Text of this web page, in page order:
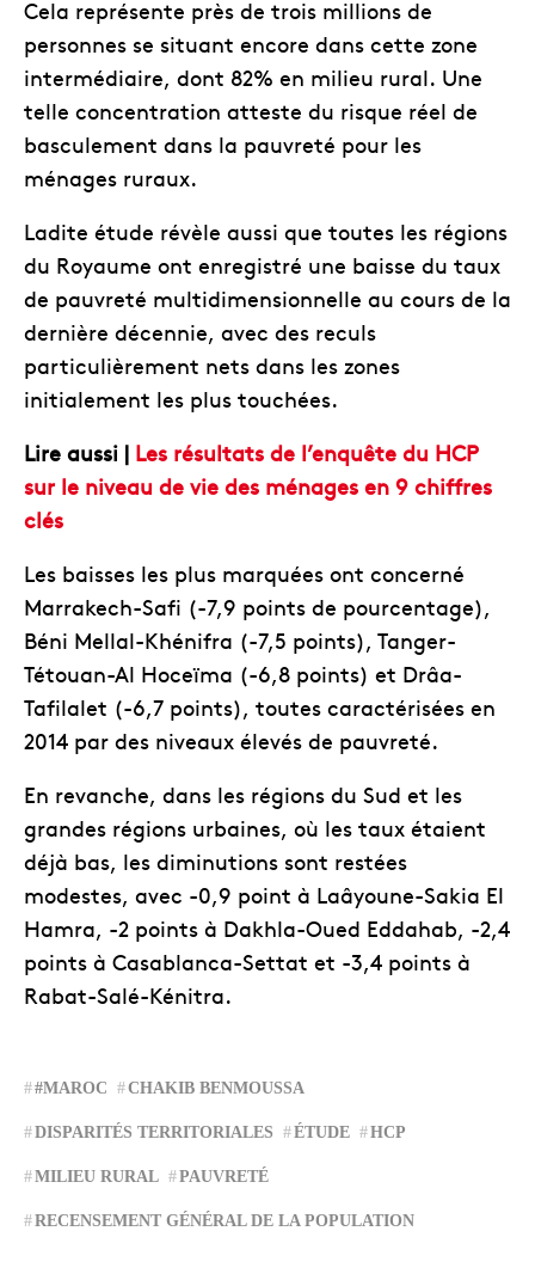
Cela représente près de trois millions de
personnes se situant encore dans cette zone
intermédiaire, dont 82% en milieu rural. Une
telle concentration atteste du risque réel de
basculement dans la pauvreté pour les
ménages ruraux.
Ladite étude révèle aussi que toutes les régions
du Royaume ont enregistré une baisse du taux
de pauvreté multidimensionnelle au cours de la
dernière décennie, avec des reculs
particulièrement nets dans les zones
initialement les plus touchées.
Lire aussi | Les résultats de l’enquête du HCP
sur le niveau de vie des ménages en 9 chiffres
clés
Les baisses les plus marquées ont concerné
Marrakech-Safi (-7,9 points de pourcentage),
Béni Mellal-Khénifra (-7,5 points), Tanger-
Tétouan-Al Hoceïma (-6,8 points) et Drâa-
Tafilalet (-6,7 points), toutes caractérisées en
2014 par des niveaux élevés de pauvreté.
En revanche, dans les régions du Sud et les
grandes régions urbaines, où les taux étaient
déjà bas, les diminutions sont restées
modestes, avec -0,9 point à Laâyoune-Sakia El
Hamra, -2 points à Dakhla-Oued Eddahab, -2,4
points à Casablanca-Settat et -3,4 points à
Rabat-Salé-Kénitra.
#MAROC CHAKIB BENMOUSSA
DISPARITÉS TERRITORIALES ÉTUDE HCP
MILIEU RURAL PAUVRETÉ
RECENSEMENT GÉNÉRAL DE LA POPULATION